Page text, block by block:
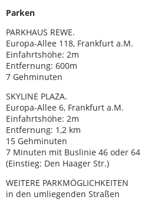
Parken
PARKHAUS REWE.
Europa-Allee 118, Frankfurt a.M.
Einfahrtshöhe: 2m
Entfernung: 600m
7 Gehminuten
SKYLINE PLAZA.
Europa-Allee 6, Frankfurt a.M.
Einfahrtshöhe: 2m
Entfernung: 1,2 km
15 Gehminuten
7 Minuten mit Buslinie 46 oder 64
(Einstieg: Den Haager Str.)
WEITERE PARKMÖGLICHKEITEN
in den umliegenden Straßen